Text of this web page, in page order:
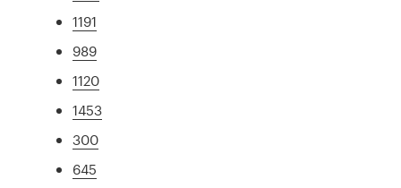
1191
989
1120
1453
300
645